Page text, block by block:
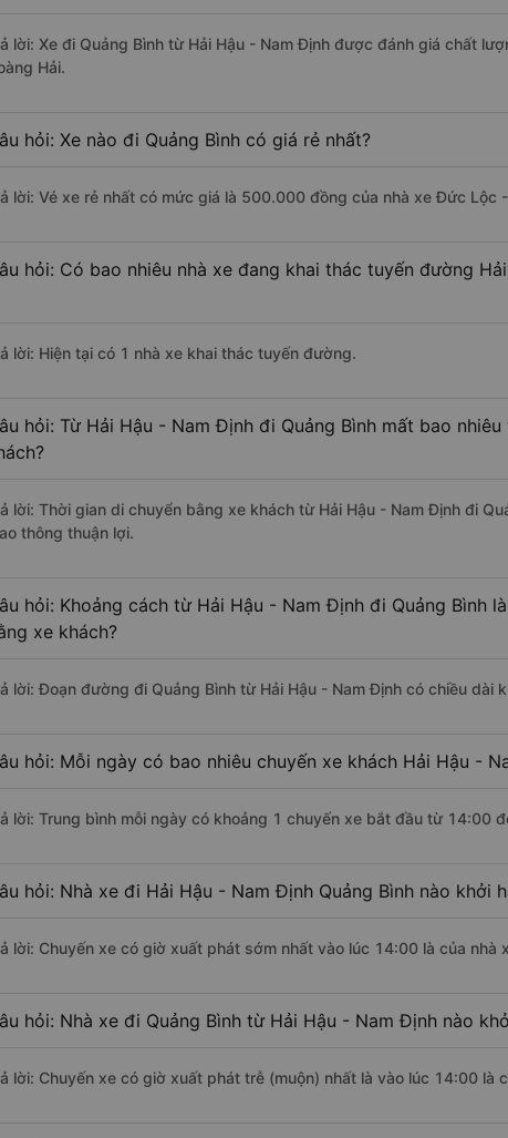
lời: Xe đi Quảng Bình từ Hải Hậu - Nam Định được đánh giá chất
Hải.
hỏi: Xe nào đi Quảng Bình có giá rẻ nhất?
lời: Vé xe rẻ nhất có mức giá là 500.000 đồng của nhà xe Đức Lộc
hỏi: Có bao nhiêu nhà xe đang khai thác tuyến đường
lời: Hiện tại có 1 nhà xe khai thác tuyến đường.
hỏi: Từ Hải Hậu - Nam Định đi Quảng Bình mất bao
lời: Thời gian di chuyển bằng xe khách từ Hải Hậu - Nam Định đi
thông thuận lợi.
hỏi: Khoảng cách từ Hải Hậu - Nam Định đi Quảng Bình
xe khách?
lời: Đoạn đường đi Quảng Bình từ Hải Hậu - Nam Định có chiều dài
hỏi: Mỗi ngày có bao nhiêu chuyến xe khách Hải Hậu -
lời: Trung bình mỗi ngày có khoảng 1 chuyến xe bắt đầu từ 14:00
hỏi: Nhà xe đi Hải Hậu - Nam Định Quảng Bình nào khởi
lời: Chuyến xe có giờ xuất phát sớm nhất vào lúc 14:00 là của nhà
hỏi: Nhà xe đi Quảng Bình từ Hải Hậu - Nam Định nào
lời: Chuyến xe có giờ xuất phát trễ (muộn) nhất là vào lúc 14:00 là